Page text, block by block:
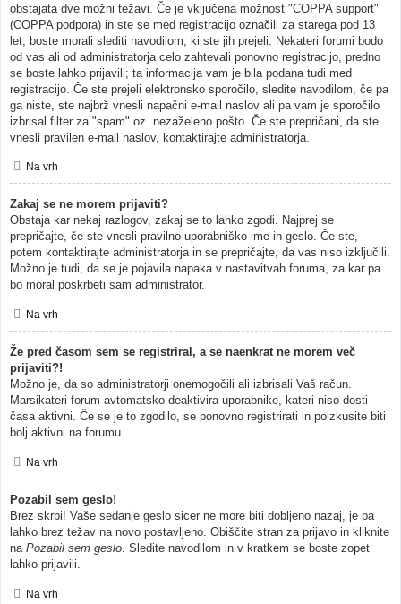
obstajata dve možni težavi. Če je vključena možnost "COPPA support"
(COPPA podpora) in ste se med registracijo označili za starega pod 13
let, boste morali slediti navodilom, ki ste jih prejeli. Nekateri forumi bodo
od vas ali od administratorja celo zahtevali ponovno registracijo, predno
se boste lahko prijavili; ta informacija vam je bila podana tudi med
registracijo. Če ste prejeli elektronsko sporočilo, sledite navodilom, če pa
ga niste, ste najbrž vnesli napačni e-mail naslov ali pa vam je sporočilo
izbrisal filter za "spam" oz. nezaželeno pošto. Če ste prepričani, da ste
vnesli pravilen e-mail naslov, kontaktirajte administratorja.
Na vrh
Zakaj se ne morem prijaviti?
Obstaja kar nekaj razlogov, zakaj se to lahko zgodi. Najprej se
prepričajte, če ste vnesli pravilno uporabniško ime in geslo. Če ste,
potem kontaktirajte administratorja in se prepričajte, da vas niso izključili.
Možno je tudi, da se je pojavila napaka v nastavitvah foruma, za kar pa
bo moral poskrbeti sam administrator.
Na vrh
Že pred časom sem se registriral, a se naenkrat ne morem več
prijaviti?!
Možno je, da so administratorji onemogočili ali izbrisali Vaš račun.
Marsikateri forum avtomatsko deaktivira uporabnike, kateri niso dosti
časa aktivni. Če se je to zgodilo, se ponovno registrirati in poizkusite biti
bolj aktivni na forumu.
Na vrh
Pozabil sem geslo!
Brez skrbi! Vaše sedanje geslo sicer ne more biti dobljeno nazaj, je pa
lahko brez težav na novo postavljeno. Obiščite stran za prijavo in kliknite
na Pozabil sem geslo. Sledite navodilom in v kratkem se boste zopet
lahko prijavili.
Na vrh